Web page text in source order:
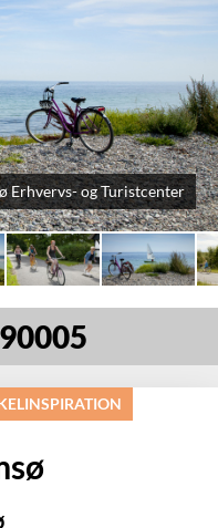
Erhvervs- og Turistcenter